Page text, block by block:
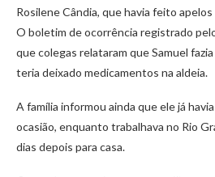
Rosilene Cândia, que havia feito
O boletim de ocorrência registrado
que colegas relataram que Samuel
teria deixado medicamentos na aldeia.
A família informou ainda que ele já
ocasião, enquanto trabalhava no Rio
dias depois para casa.